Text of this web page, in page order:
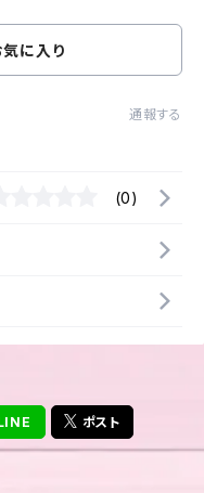
に入り
通報する
(0)
ポスト